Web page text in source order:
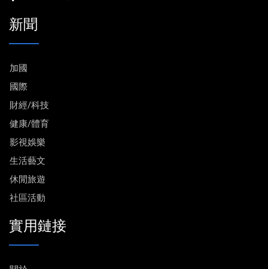
新聞
加國
國際
財經/科技
健康/體育
影視娛樂
生活藝文
休閒旅遊
社區活動
實用鏈接